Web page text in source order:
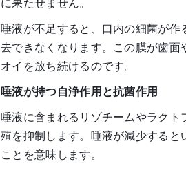
に果たせません。
唾液が不足すると、口内の細菌が
去できなくなります。この膜が歯面
オイを放ち続けるのです。
唾液が持つ自浄作用と抗菌作用
唾液に含まれるリゾチームやラク
殖を抑制します。唾液が減少すると
ことを意味します。